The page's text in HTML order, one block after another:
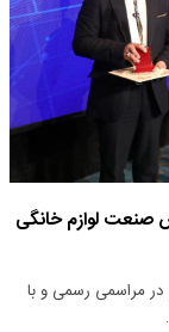
لوازم خانگی
مراسمی رسمی و با